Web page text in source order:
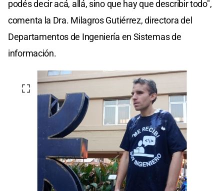
podés decir acá, allá, sino que hay que describir todo",
comenta la Dra. Milagros Gutiérrez, directora del
Departamentos de Ingeniería en Sistemas de
información.